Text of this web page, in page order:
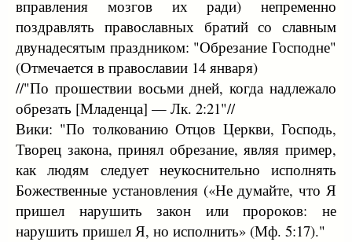
вправления мозгов их ради) непременно
поздравлять православных братий со славным
двунадесятым праздником: "Обрезание Господне"
(Отмечается в православии 14 января)
//"По прошествии восьми дней, когда надлежало
обрезать [Младенца] — Лк. 2:21"//
Вики: "По толкованию Отцов Церкви, Господь,
Творец закона, принял обрезание, являя пример,
как людям следует неукоснительно исполнять
Божественные установления («Не думайте, что Я
пришел нарушить закон или пророков: не
нарушить пришел Я, но исполнить» (Мф. 5:17)."